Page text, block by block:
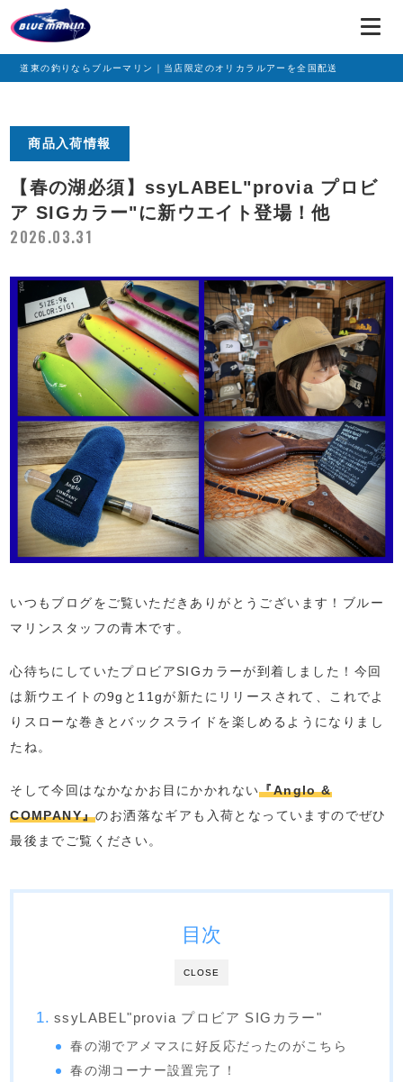
道東の釣りならブルーマリン｜当店限定のオリカラルアーを全国配送
商品入荷情報
【春の湖必須】ssyLABEL"provia プロビ
ア SIGカラー"に新ウエイト登場！他
2026.03.31
いつもブログをご覧いただきありがとうございます！ブルー
マリンスタッフの青木です。
心待ちにしていたプロビアSIGカラーが到着しました！今回
は新ウエイトの9gと11gが新たにリリースされて、これでよ
りスローな巻きとバックスライドを楽しめるようになりまし
たね。
そして今回はなかなかお目にかかれない『Anglo &
COMPANY』のお洒落なギアも入荷となっていますのでぜひ
最後までご覧ください。
CLOSE
目次
ssyLABEL"provia プロビア SIGカラー"
春の湖でアメマスに好反応だったのがこちら
春の湖コーナー設置完了！